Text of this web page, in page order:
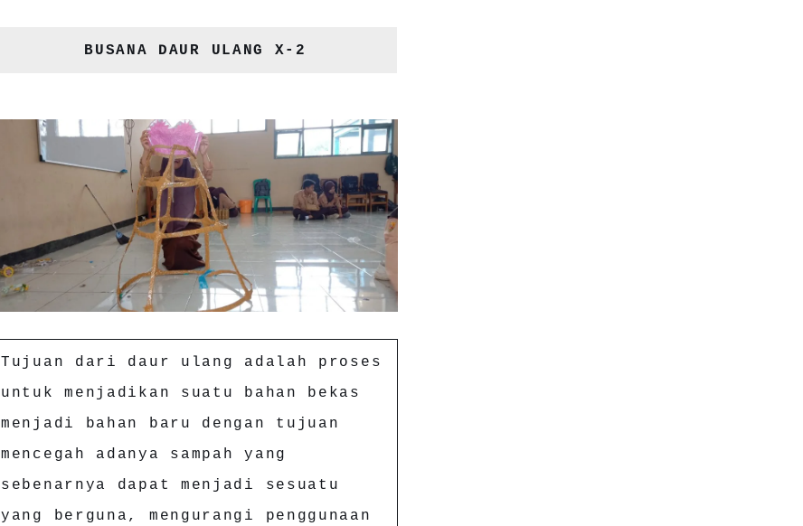
BUSANA DAUR ULANG X-2
Tujuan dari daur ulang adalah proses
untuk menjadikan suatu bahan bekas
menjadi bahan baru dengan tujuan
mencegah adanya sampah yang
sebenarnya dapat menjadi sesuatu
yang berguna, mengurangi penggunaan